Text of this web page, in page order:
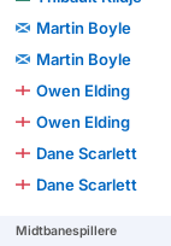
Martin Boyle
Martin Boyle
Owen Elding
Owen Elding
Dane Scarlett
Dane Scarlett
Midtbanespillere